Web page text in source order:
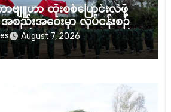
ဗျူဟာ ထိုးစစ်ပြောင်းလဲဖို့
အစည်းအဝေးမှာ လုပ်ငန်းစဉ်
August 7, 2026